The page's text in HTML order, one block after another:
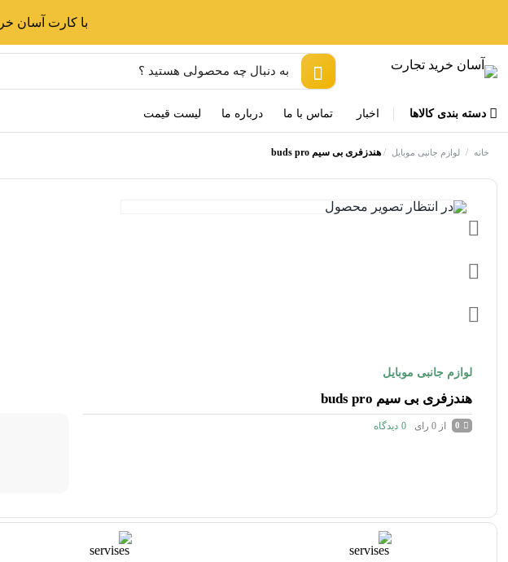
با کارت آسان
دسته بندی کالاها اخبار تماس با ما درباره ما لیست قیمت
خانه / لوازم جانبی موبایل /هندزفری بی سیم buds pro
لوازم جانبی موبایل
هندزفری بی سیم buds pro
0 از 0 رای 0 دیدگاه